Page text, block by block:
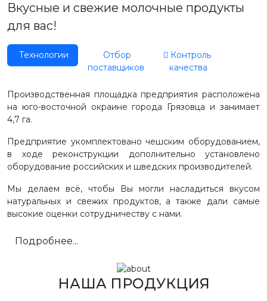
Вкусные и свежие молочные продукты
для вас!
Технологии
Отбор
поставщиков
Контроль
качества
Производственная площадка предприятия расположена
на юго-восточной окраине города Грязовца и занимает
4,7 га.
Предприятие укомплектовано чешским оборудованием,
в ходе реконструкции дополнительно установлено
оборудование российских и шведских производителей.
Мы делаем всё, чтобы Вы могли насладиться вкусом
натуральных и свежих продуктов, а также дали самые
высокие оценки сотрудничеству с нами.
Подробнее...
НАША ПРОДУКЦИЯ